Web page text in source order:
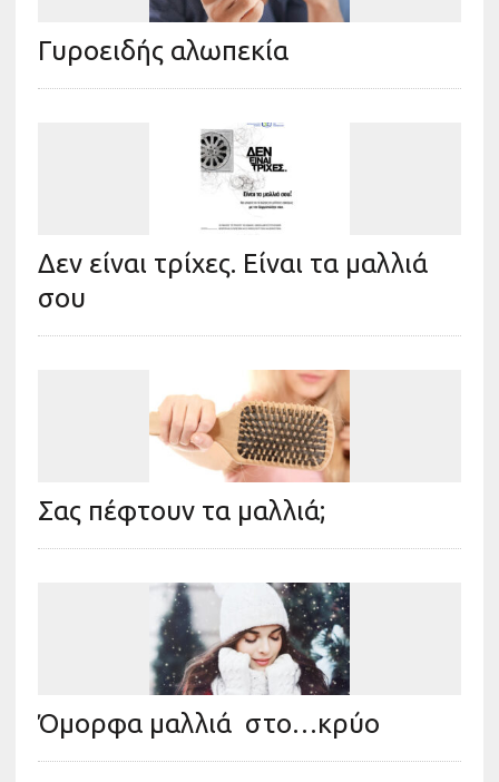
Γυροειδής αλωπεκία
Δεν είναι τρίχες. Είναι τα μαλλιά
σου
Σας πέφτουν τα μαλλιά;
Όμορφα μαλλιά στο…κρύο